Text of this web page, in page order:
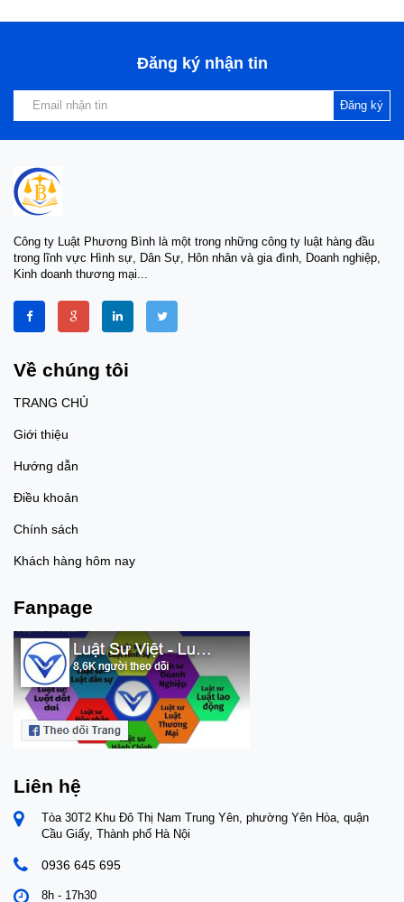
Đăng ký nhận tin
Đăng ký
Công ty Luật Phương Bình là một trong những công ty luật hàng đầu
trong lĩnh vực Hình sự, Dân Sự, Hôn nhân và gia đình, Doanh nghiệp,
Kinh doanh thương mại...
Về chúng tôi
TRANG CHỦ
Giới thiệu
Hướng dẫn
Điều khoản
Chính sách
Khách hàng hôm nay
Fanpage
Liên hệ
Tòa 30T2 Khu Đô Thị Nam Trung Yên, phường Yên Hòa, quận
Cầu Giấy, Thành phố Hà Nội
0936 645 695
8h - 17h30